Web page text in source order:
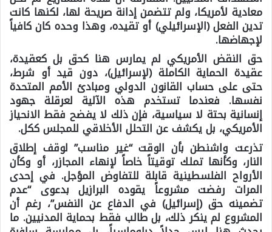
معادية لأمريكا، ولم تتضمن إدانة صريحة لها، لكنها كانت
تدين الفعل (الإسرائيلي) أو تقيده، وهذا وحده كان كافياً
لإجهاضها.
حق النقض الأمريكي لم يمارس هنا كحق بل كعقيدة،
عقيدة الحماية الكاملة (لإسرائيل)، دون قيد أو شرط،
حتى على حساب القانون الدولي ومبادئ الأمم المتحدة
نفسها. فعندما تستخدم هذه الآلية لعرقلة جهود
إنسانية بحتة لا سياسية، فإن ذلك لا يفضح فقط الانحياز
الأمريكي، بل يكشف عن التحلل الأخلاقي للمجلس ككل.
تذرعت واشنطن بأن الوقت “غير مناسب” لوقف إطلاق
النار، وكأنها تملك توقيتاً خاصاً لإنهاء المجازر، أو وكأن
الأرواح الفلسطينية قابلة للتفاوض المؤجل. في إحدى
المرات رفضت مشروعاً يقوده البرازيل بدعوى “عدم
تضمينه حق (إسرائيل) في الدفاع عن النفس”، رغم أن
المشروع لم ينكر ذلك، بل طالب فقط بحماية المدنيين. ما